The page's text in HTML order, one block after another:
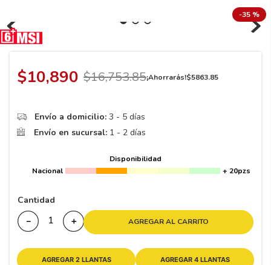
-35 %
$10,890 $16,753.85¡Ahorrarás!$5863.85
Envío a domicilio: 3 - 5 días
Envío en sucursal: 1 - 2 días
Disponibilidad
Nacional
+ 20pzs
Cantidad
＋
－ AGREGAR AL CARRITO
AGREGAR 2 LLANTAS AGREGAR 4 LLANTAS
7 195 65 15